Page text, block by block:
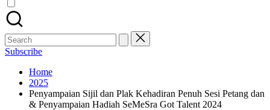
Search
for:
Subscribe
Home
2025
Penyampaian Sijil dan Plak Kehadiran Penuh Sesi Petang dan
& Penyampaian Hadiah SeMeSra Got Talent 2024